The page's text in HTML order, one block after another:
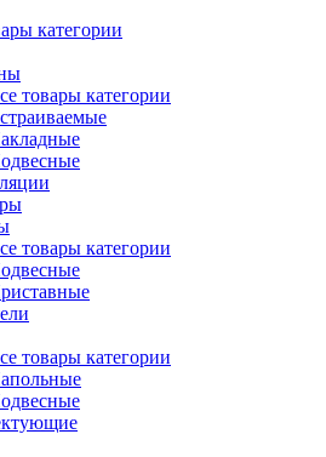
категории
товары категории
товары категории
товары категории